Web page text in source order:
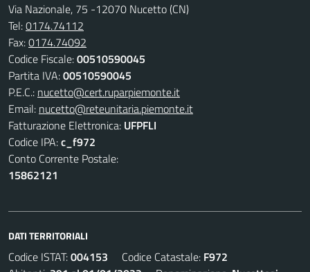
Via Nazionale, 75 -12070 Nucetto (CN)
Tel:0174.74112
Fax:0174.74092
Codice Fiscale:00510590045
Partita IVA:00510590045
P.E.C.: nucetto@cert.ruparpiemonte.it
Email: nucetto@reteunitaria.piemonte.it
Fatturazione Elettronica: UFPFLI
Codice IPA:c_f972
Conto Corrente Postale:
15862121
DATI TERRITORIALI
Codice ISTAT:004153 Codice Catastale: F972